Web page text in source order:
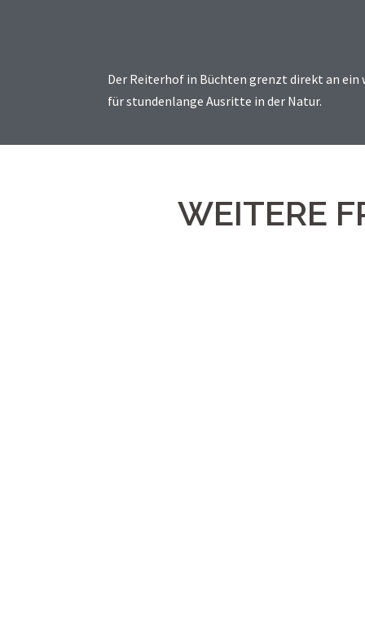
Der Reiterhof in Büchten grenzt direkt an ein
für stundenlange Ausritte in der Natur.
WEITERE